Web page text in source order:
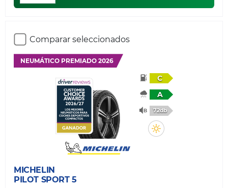
Comparar seleccionados
NEUMÁTICO PREMIADO 2026
C
A
72db
MICHELIN
PILOT SPORT 5